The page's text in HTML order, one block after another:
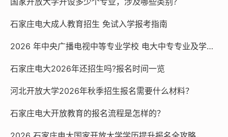
石家庄电大 网址：http://www.sjzdd.net
本文链接：http://m.sjzdd.net/1515.html
国家开放大学 石家庄电大
电大开放教育
石家庄电大成人教育招生 免试入学报考指南
2026 年中央广播电视中等专业学校 电大中专专业及学费一览
石家庄电大2026年还招生吗?报名时间一览
河北开放大学2026年秋季招生报名需要什么材料？
石家庄电大开放教育的报名流程是怎样的？